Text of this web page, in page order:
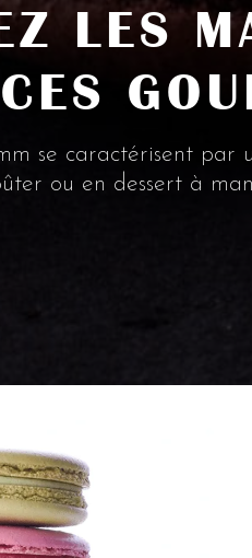
LES
se caractérisent par
ou en dessert à